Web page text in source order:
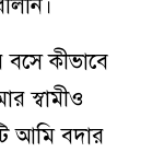
কীভাবে
স্বামীও
আমি বদার